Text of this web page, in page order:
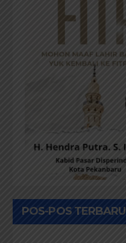
POS-POS TERBARU